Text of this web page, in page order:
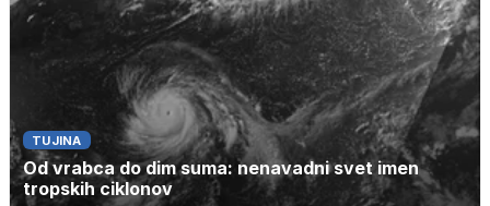
TUJINA
Od vrabca do dim suma: nenavadni svet imen
tropskih ciklonov